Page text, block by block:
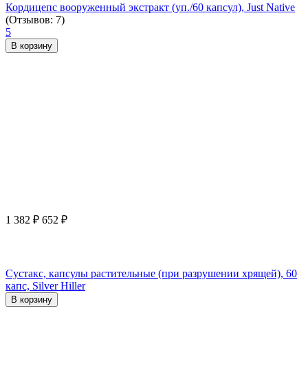
Кордицепс вооруженный экстракт (уп./60 капсул), Just Native
(Отзывов: 7)
5
В корзину
1 382 ₽ 652 ₽
Сустакс, капсулы растительные (при разрушении хрящей), 60
капс, Silver Hiller
В корзину